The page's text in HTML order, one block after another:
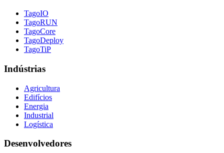
TagoIO
TagoRUN
TagoCore
TagoDeploy
TagoTiP
Indústrias
Agricultura
Edifícios
Energia
Industrial
Logística
Desenvolvedores